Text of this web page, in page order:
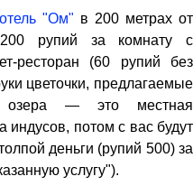
отель "Ом" в 200 метрах от
200 рупий за комнату с
ресторан (60 рупий без
цветочки, предлагаемые
озера — это местная
индусов, потом с вас будут
деньги (рупий 500) за
услугу").